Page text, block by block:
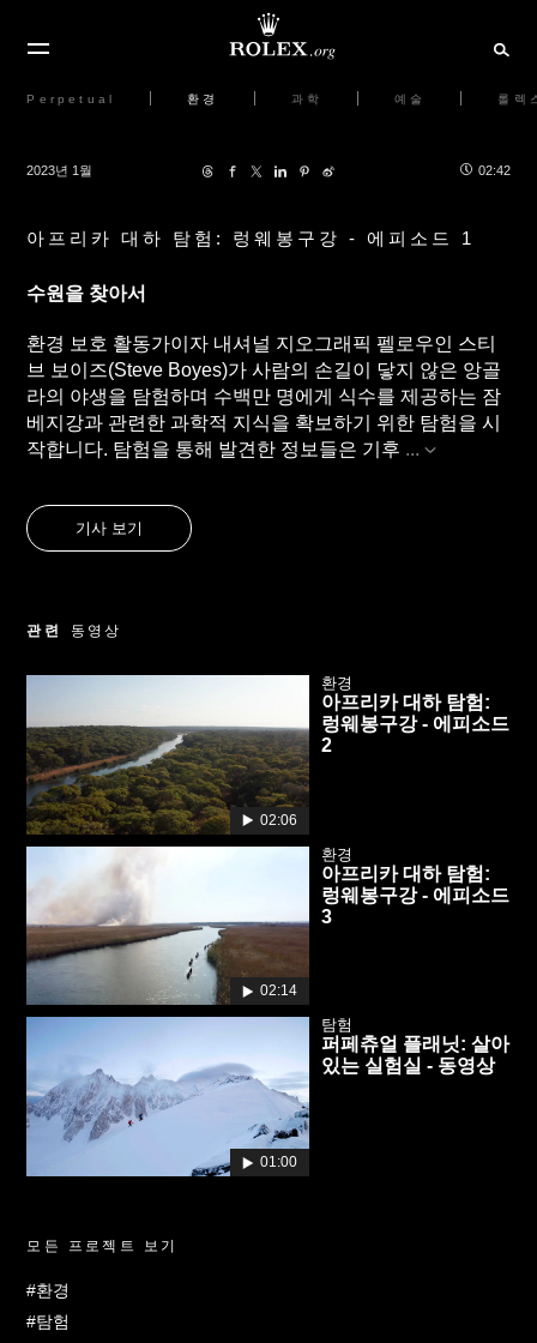
Perpetual 환경 과학 예술 롤렉
2023년 1월 02:42
아프리카 대하 탐험: 렁웨봉구강 - 에피소드 1
수원을 찾아서
환경 보호 활동가이자 내셔널 지오그래픽 펠로우인 스티
브 보이즈(Steve Boyes)가 사람의 손길이 닿지 않은 앙골
라의 야생을 탐험하며 수백만 명에게 식수를 제공하는 잠
베지강과 관련한 과학적 지식을 확보하기 위한 탐험을 시
작합니다. 탐험을 통해 발견한 정보들은 기후 ...
기사 보기
관련 동영상
02:06
환경
아프리카 대하 탐험:
렁웨봉구강 - 에피소드
2
02:14
환경
아프리카 대하 탐험:
렁웨봉구강 - 에피소드
3
01:00
탐험
퍼페츄얼 플래닛: 살아
있는 실험실 - 동영상
모든 프로젝트 보기
#환경
#탐험